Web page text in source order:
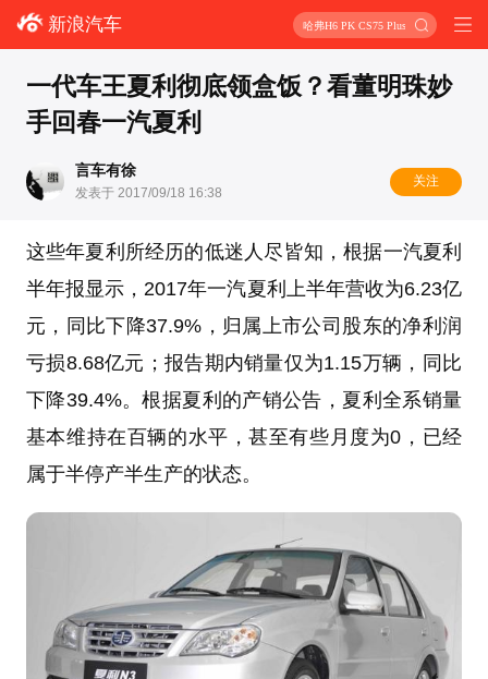
新浪汽车 哈弗H6 PK CS75 Plus
一代车王夏利彻底领盒饭？看董明珠妙
手回春一汽夏利
言车有徐
发表于 2017/09/18 16:38
关注
这些年夏利所经历的低迷人尽皆知，根据一汽夏利
半年报显示，2017年一汽夏利上半年营收为6.23亿
元，同比下降37.9%，归属上市公司股东的净利润
亏损8.68亿元；报告期内销量仅为1.15万辆，同比
下降39.4%。根据夏利的产销公告，夏利全系销量
基本维持在百辆的水平，甚至有些月度为0，已经
属于半停产半生产的状态。